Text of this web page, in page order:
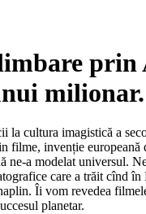
prin
milionar.
la cultura imagistică a
filme, invenție europeană
ne-a modelat universul.
care a trăit cînd
Îi vom revedea
planetar.